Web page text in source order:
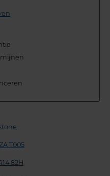
T005
82H